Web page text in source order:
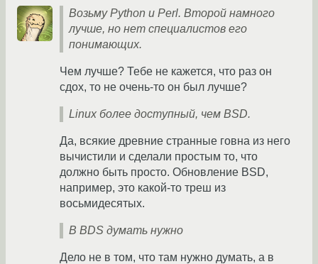
Возьму Python и Perl. Второй намного
лучше, но нет специалистов его
понимающих.
Чем лучше? Тебе не кажется, что раз он
сдох, то не очень-то он был лучше?
Linux более доступный, чем BSD.
Да, всякие древние странные говна из него
вычистили и сделали простым то, что
должно быть просто. Обновление BSD,
например, это какой-то треш из
восьмидесятых.
В BDS думать нужно
Дело не в том, что там нужно думать, а в